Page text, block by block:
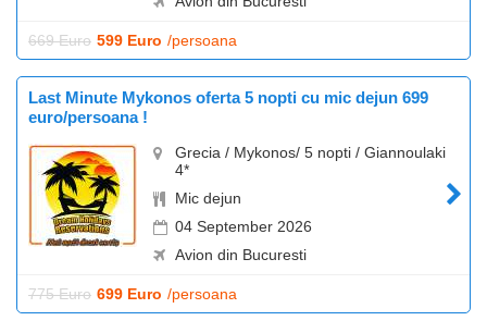
669 Euro 599 Euro /persoana
Last Minute Mykonos oferta 5 nopti cu mic dejun 699
euro/persoana !
Grecia / Mykonos/ 5 nopti / Giannoulaki
4*
Mic dejun
04 September 2026
Avion din Bucuresti
775 Euro 699 Euro /persoana